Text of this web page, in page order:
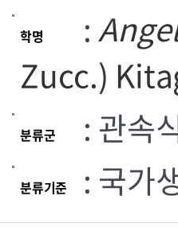
학명 :
Zucc.)
분류군 : 관속
분류기준 : 국가